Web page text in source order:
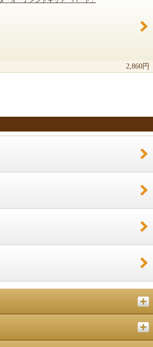
2,860円